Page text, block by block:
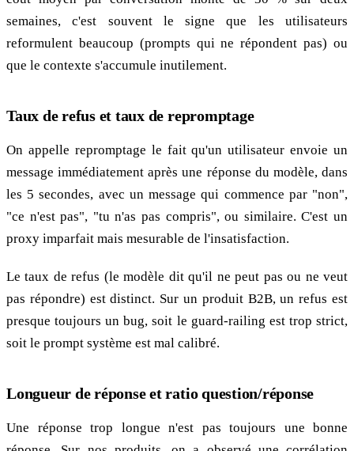
semaines, c'est souvent le signe que les utilisateurs
reformulent beaucoup (prompts qui ne répondent pas) ou
que le contexte s'accumule inutilement.
Taux de refus et taux de repromptage
On appelle repromptage le fait qu'un utilisateur envoie un
message immédiatement après une réponse du modèle, dans
les 5 secondes, avec un message qui commence par "non",
"ce n'est pas", "tu n'as pas compris", ou similaire. C'est un
proxy imparfait mais mesurable de l'insatisfaction.
Le taux de refus (le modèle dit qu'il ne peut pas ou ne veut
pas répondre) est distinct. Sur un produit B2B, un refus est
presque toujours un bug, soit le guard-railing est trop strict,
soit le prompt système est mal calibré.
Longueur de réponse et ratio question/réponse
Une réponse trop longue n'est pas toujours une bonne